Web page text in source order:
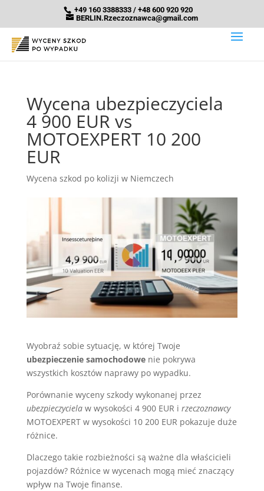
+49 160 3388333 / +48 600 920 920
BERLIN.Rzeczoznawca@gmail.com
Wycena ubezpieczyciela
4 900 EUR vs
MOTOEXPERT 10 200
EUR
Wycena szkod po kolizji w Niemczech
Wyobraź sobie sytuację, w której Twoje
ubezpieczenie samochodowenie pokrywa
wszystkich kosztów naprawy po wypadku.
Porównanie wyceny szkody wykonanej przez
ubezpieczycielaw wysokości 4 900 EUR i rzeczoznawcy
MOTOEXPERT w wysokości 10 200 EUR pokazuje duże
różnice.
Dlaczego takie rozbieżności są ważne dla właścicieli
pojazdów? Różnice w wycenach mogą mieć znaczący
wpływ na Twoje finanse.